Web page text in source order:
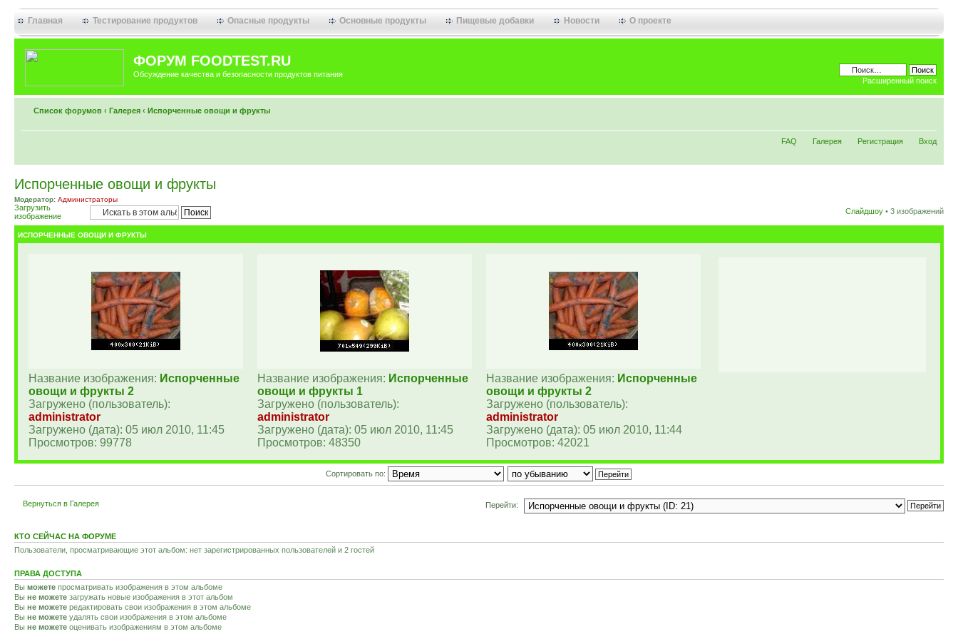
Главная Тестирование продуктов Опасные продукты Основные продукты Пищевые добавки Новости О проекте
ФОРУМ FOODTEST.RU
Обсуждение качества и безопасности продуктов питания
Расширенный поиск
Список форумов ‹ Галерея ‹ Испорченные овощи и фрукты
FAQ Галерея Регистрация Вход
Испорченные овощи и фрукты
Модератор: Администраторы
Загрузить
изображение
3 изображений
Слайдшоу •
ИСПОРЧЕННЫЕ ОВОЩИ И ФРУКТЫ
Название изображения: Испорченные
овощи и фрукты 2
Загружено (пользователь):
administrator
Загружено (дата): 05 июл 2010, 11:45
Просмотров: 99778
Название изображения: Испорченные
овощи и фрукты 1
Загружено (пользователь):
administrator
Загружено (дата): 05 июл 2010, 11:45
Просмотров: 48350
Название изображения: Испорченные
овощи и фрукты 2
Загружено (пользователь):
administrator
Загружено (дата): 05 июл 2010, 11:44
Просмотров: 42021
Сортировать по:
Вернуться в Галерея Перейти:
КТО СЕЙЧАС НА ФОРУМЕ
Пользователи, просматривающие этот альбом: нет зарегистрированных пользователей и 2 гостей
ПРАВА ДОСТУПА
Вы можете просматривать изображения в этом альбоме
Вы не можете загружать новые изображения в этот альбом
Вы не можете редактировать свои изображения в этом альбоме
Вы не можете удалять свои изображения в этом альбоме
Вы не можете оценивать изображениям в этом альбоме